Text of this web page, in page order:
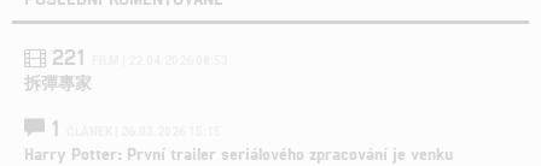
221
拆彈專家
1
Harry Potter: První trailer seriálového zpracování je venku